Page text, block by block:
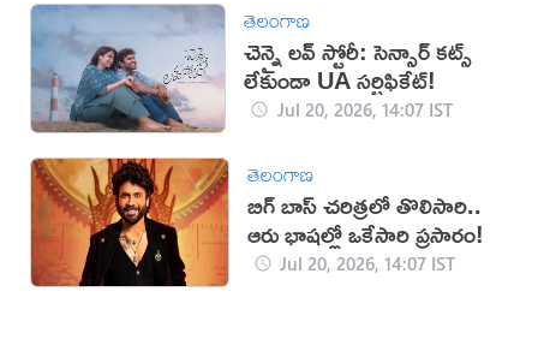
తెలంగాణ
చెన్నై లవ్ స్టోరీ: సెన్సార్ కట్స్
లేకుండా UA సర్టిఫికేట్!
Jul 20, 2026, 14:07 IST
తెలంగాణ
బిగ్ బాస్ చరిత్రలో తొలిసారి..
ఆరు భాషల్లో ఒకేసారి ప్రసారం!
Jul 20, 2026, 14:07 IST